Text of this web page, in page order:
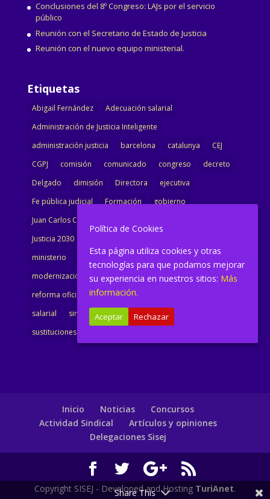
Conclusiones del 8º Congreso: LAJs por el servicio
público
Reunión con el Secretario de Estado de Justicia
Reunión con el nuevo equipo ministerial.
Etiquetas
Abigail Fernández
Adecuación salarial
Administración de Justicia Inteligente
administración justicia
barcelona catalunya
CEJ
CGPJ
comisión comunicado congreso
decreto
Delgado
dimisión Directora
ejecutiva
Fe pública judicial
Formación
gobierno
Juan Carlos Campo
Justicia 2030
ministerio
Ministra Justicia
Ministro de Justicia
modernización
noticias Portavoz
reforma
reforma oficina
renovación
salarial
sindicalismo sindicato sisej
sustituciones
Inicio Noticias
Concursos
Actividad Sindical
Artículos y opiniones
Delegaciones Sisej
Copyright SISEJ - Developed and Hosting TuriAnet.
Share This
Política de Cookies
Esta página utiliza cookies y otras
tecnologías para que podamos mejorar
su experiencia en nuestros sitios: Más
información.
Aceptar Rechazar